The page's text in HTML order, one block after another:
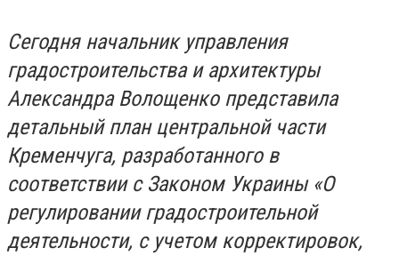
Сегодня начальник управления
градостроительства и архитектуры
Александра Волощенко представила
детальный план центральной части
Кременчуга, разработанного в
соответствии с Законом Украины «О
регулировании градостроительной
деятельности, с учетом корректировок,